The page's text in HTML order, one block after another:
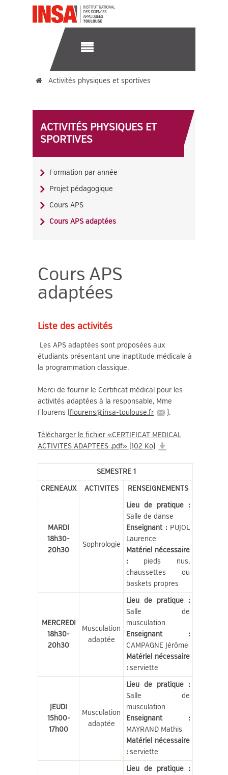
Activités physiques et sportives
ACTIVITÉS PHYSIQUES ET
SPORTIVES
Formation par année
Projet pédagogique
Cours APS
Cours APS adaptées
Cours APS
adaptées
Liste des activités
Les APS adaptées sont proposées aux
étudiants présentant une inaptitude médicale à
la programmation classique.
Merci de fournir le Certificat médical pour les
activités adaptées à la responsable, Mme
Flourens (flourens@insa-toulouse.fr ).
Télécharger le fichier «CERTIFICAT MEDICAL
ACTIVITES ADAPTEES .pdf» (102 Ko)
SEMESTRE 1
CRENEAUX
ACTIVITES RENSEIGNEMENTS
MARDI
18h30-
20h30
Sophrologie
Lieu de pratique :
Salle de danse
Enseignant : PUJOL
Laurence
Matériel nécessaire
: pieds nus,
chaussettes ou
baskets propres
MERCREDI
18h30-
20h30
Musculation
adaptée
Lieu de pratique :
Salle de
musculation
Enseignant :
CAMPAGNE Jérôme
Matériel nécessaire
: serviette
JEUDI
15h00-
17h00
Musculation
adaptée
Lieu de pratique :
Salle de
musculation
Enseignant :
MAYRAND Mathis
Matériel nécessaire
: serviette
Lieu de pratique :